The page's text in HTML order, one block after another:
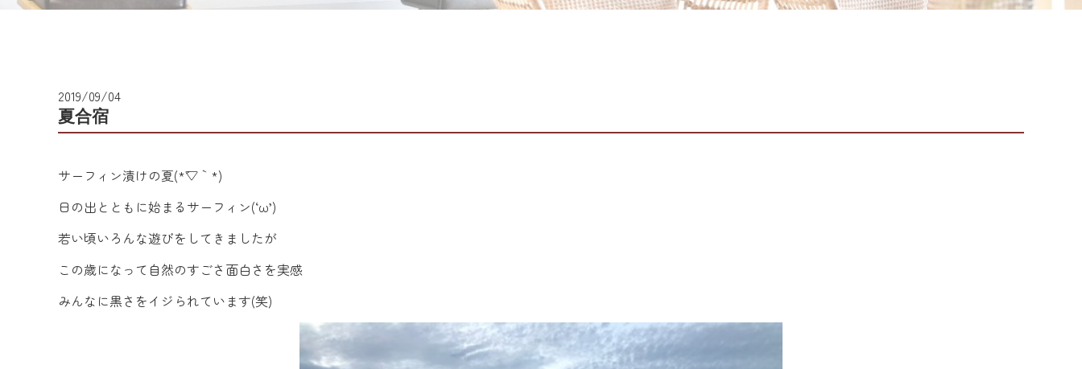
2019/09/04
夏合宿
サーフィン漬けの夏(*´▽｀*)
日の出とともに始まるサーフィン(‘ω’)
若い頃いろんな遊びをしてきましたが
この歳になって自然のすごさ面白さを実感
みんなに黒さをイジられています(笑)